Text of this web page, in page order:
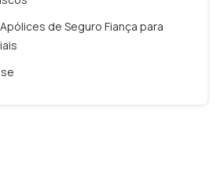
de Seguro Fiança para